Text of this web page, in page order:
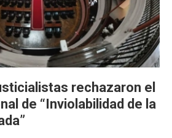
rechazaron el
de “Inviolabilidad de la